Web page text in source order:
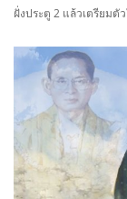
ฝั่งประตู 2 แล้วเตรียม